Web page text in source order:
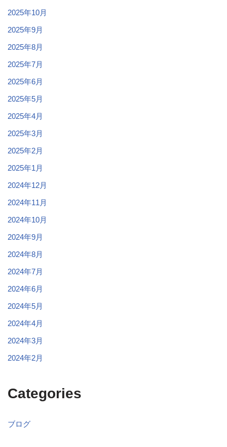
2025年10月
2025年9月
2025年8月
2025年7月
2025年6月
2025年5月
2025年4月
2025年3月
2025年2月
2025年1月
2024年12月
2024年11月
2024年10月
2024年9月
2024年8月
2024年7月
2024年6月
2024年5月
2024年4月
2024年3月
2024年2月
Categories
ブログ